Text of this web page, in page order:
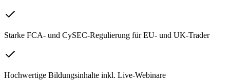
Starke FCA- und CySEC-Regulierung für EU- und UK-Trader
Hochwertige Bildungsinhalte inkl. Live-Webinare